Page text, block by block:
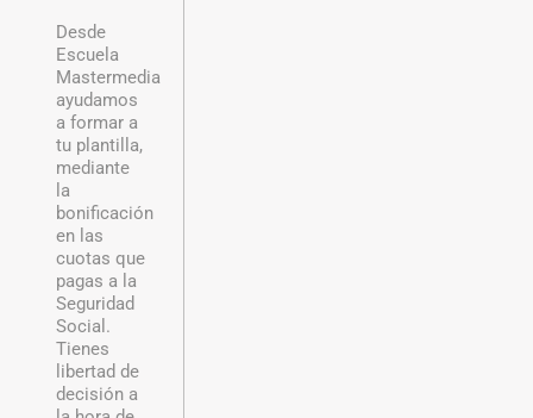
Desde
Escuela
Mastermedia
ayudamos
a formar a
tu plantilla,
mediante
la
bonificación
en las
cuotas que
pagas a la
Seguridad
Social.
Tienes
libertad de
decisión a